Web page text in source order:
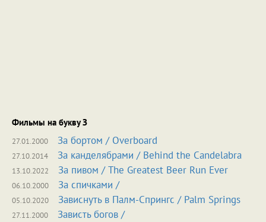
Фильмы на букву З
27.01.2000 За бортом / Overboard
27.10.2014 За канделябрами / Behind the Candelabra
13.10.2022 За пивом / The Greatest Beer Run Ever
06.10.2000 За спичками /
05.10.2020 Зависнуть в Палм-Спрингс / Palm Springs
27.11.2000 Зависть богов /